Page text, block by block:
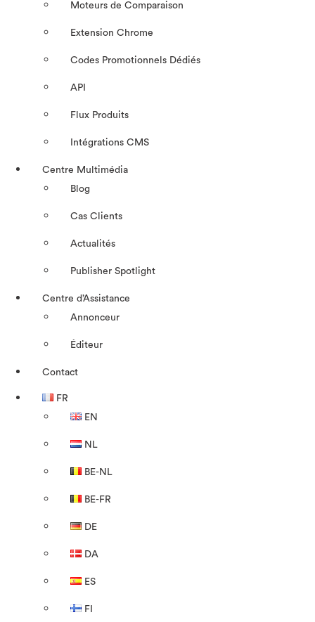
Moteurs de Comparaison
Extension Chrome
Codes Promotionnels Dédiés
API
Flux Produits
Intégrations CMS
Centre Multimédia
Blog
Cas Clients
Actualités
Publisher Spotlight
Centre d’Assistance
Annonceur
Éditeur
Contact
FR
EN
NL
BE-NL
BE-FR
DE
DA
ES
FI